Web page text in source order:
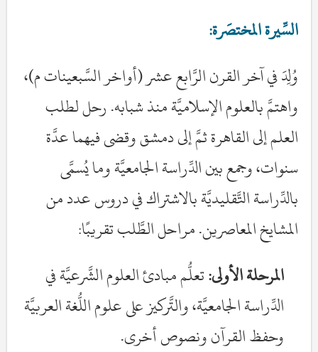
السِّيرة المختصَرة:
وُلِدَ في آخر القرن الرَّابع عشر (أواخر السَّبعينات م)،
واهتمَّ بالعلوم الإسلاميَّة منذ شبابه. رحل لطلب
العلم إلى القاهرة ثمَّ إلى دمشق وقضى فيهما عدَّة
سنوات، وجمع بين الدِّراسة الجامعيَّة وما يُسمَّى
بالدِّراسة التَّقليديَّة بالاشتراك في دروس عدد من
المشايخ المعاصرين. مراحل الطَّلب تقريبًا:
المرحلة الأولى:تعلُّم مبادئ العلوم الشَّرعيَّة في
الدِّراسة الجامعيَّة، والتَّركيز على علوم اللُّغة العربيَّة
وحفظ القرآن ونصوص أخرى.